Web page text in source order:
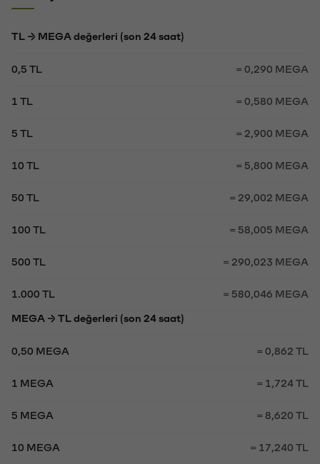
TL → MEGA değerleri (son 24 saat)
0,5 TL = 0,290 MEGA
1 TL = 0,580 MEGA
5 TL = 2,900 MEGA
10 TL = 5,800 MEGA
50 TL = 29,002 MEGA
100 TL = 58,005 MEGA
500 TL = 290,023 MEGA
1.000 TL = 580,046 MEGA
MEGA → TL değerleri (son 24 saat)
0,50 MEGA = 0,862 TL
1 MEGA = 1,724 TL
5 MEGA = 8,620 TL
10 MEGA = 17,240 TL